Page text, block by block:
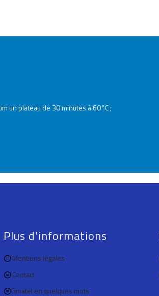
un plateau de 30 minutes à 60°C ;
Plus d’informations
Mentions légales
Contact
Cimatel en quelques mots